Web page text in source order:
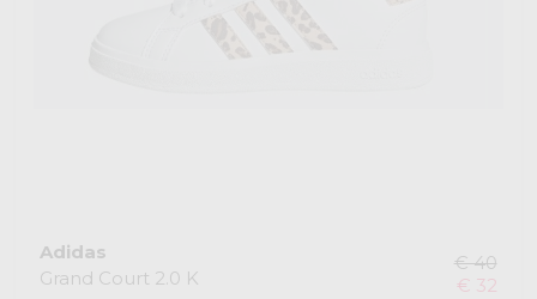
Adidas
Grand Court 2.0 K
€ 40
€ 32